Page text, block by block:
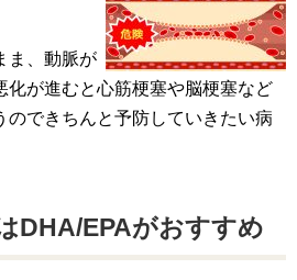
ま、動脈が
化が進むと心筋梗塞や脳梗塞など
のできちんと予防していきたい病
DHA/EPAがおすすめ